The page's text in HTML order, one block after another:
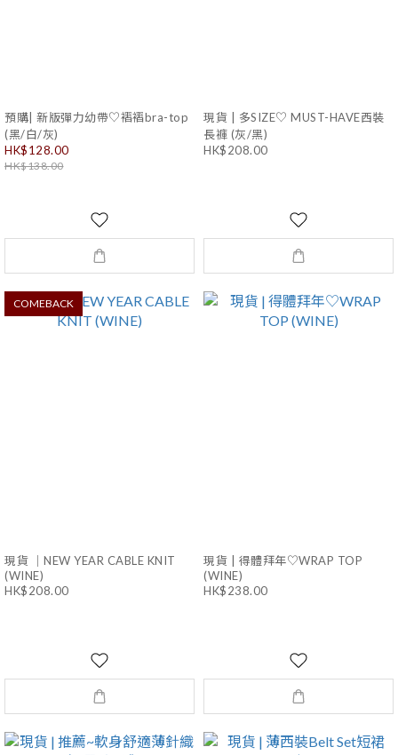
預購| 新版彈力幼帶♡褶褶bra-top
(黑/白/灰)
HK$128.00
HK$138.00
現貨 | 多SIZE♡ MUST-HAVE西裝
長褲 (灰/黑)
HK$208.00
COMEBACK
現貨 ｜NEW YEAR CABLE KNIT
(WINE)
HK$208.00
現貨 | 得體拜年♡WRAP TOP
(WINE)
HK$238.00